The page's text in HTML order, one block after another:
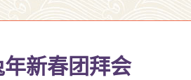
新春团拜会